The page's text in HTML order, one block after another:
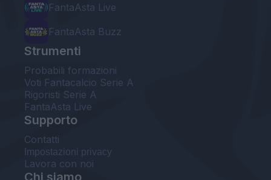
FantaAsta Live
FantaAsta Buzz
Strumenti
Probabili formazioni
Voti Fantacalcio Serie A
Rigoristi Serie A
FantaAsta Live
Supporto
Contatti
Impostazioni privacy
Lavora con noi
Chi siamo